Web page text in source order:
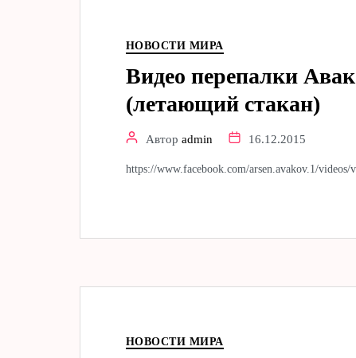
НОВОСТИ МИРА
Видео перепалки
(летающий стакан)
Автор admin 16.12.2015
https://www.facebook.com/arsen.avakov.1/
НОВОСТИ МИРА